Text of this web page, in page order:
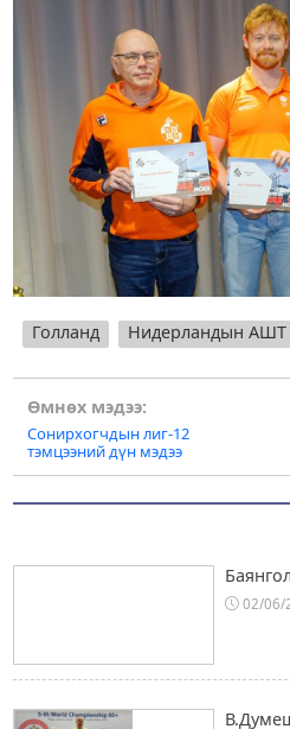
02/06/
Голланд Нидерландын АШТ
Post
navigation
Өмнөх мэдээ:
Сонирхогчдын лиг-12
тэмцээний дүн мэдээ